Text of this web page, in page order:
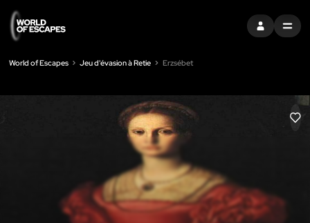
S'INSCRIREMENU
World of Escapes Jeu d'évasion à Retie Erzsébet
LIKE